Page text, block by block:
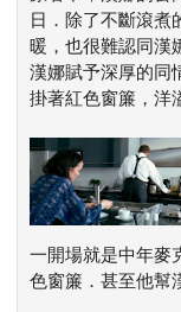
日．除了不斷滾煮
暖，也很難認同漢
漢娜賦予深厚的同
掛著紅色窗簾，洋
一開場就是中年麥
色窗簾．甚至他幫